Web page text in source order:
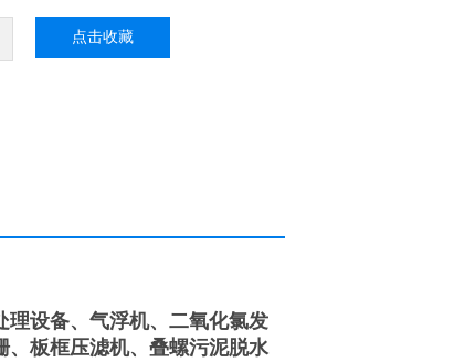
点击收藏
理设备、气浮机、二氧化氯发
、板框压滤机、叠螺污泥脱水